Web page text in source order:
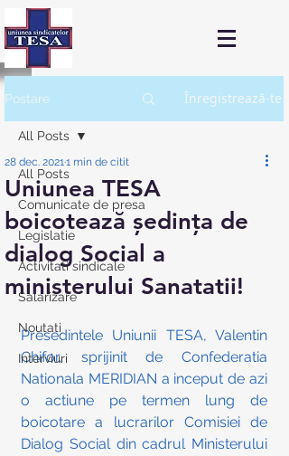
Postare Înregistrează-te
All Posts
Comunicate de presa
Legislatie
Activitati sindicale
Salarizare
Noutati
Interviuri
All Posts
Uniunea TESA
boicotează ședința de
dialog Social a
ministerului Sanatatii!
28 dec. 20211 min de citit
Presedintele Uniunii TESA, Valentin
Chifor, sprijinit de Confederatia
Nationala MERIDIAN a inceput de azi
o actiune pe termen lung de
boicotare a lucrarilor Comisiei de
Dialog Social din cadrul Ministerului